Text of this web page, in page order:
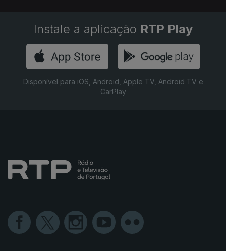
Instale a aplicação RTP Play
Disponível para iOS, Android, Apple TV, Android TV e
CarPlay